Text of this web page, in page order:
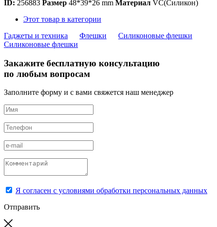
ID: 256883 Размер 48*39*26 mm Материал VC(Силикон)
Этот товар в категории
Гаджеты и техника
Флешки
Силиконовые флешки
Силиконовые флешки
Закажите бесплатную консультацию
по любым вопросам
Заполните форму и с вами свяжется наш менеджер
Я согласен с условиями обработки персональных данных
Отправить